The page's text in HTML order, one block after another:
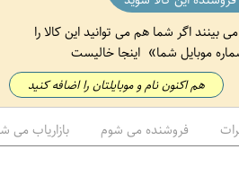
بینند اگر شما هم می توانید این کالا را
موبایل شما اینجا خالیست
هم اکنون نام و موبایلتان را اضافه کنید
فروشنده می شوم بازاریاب می